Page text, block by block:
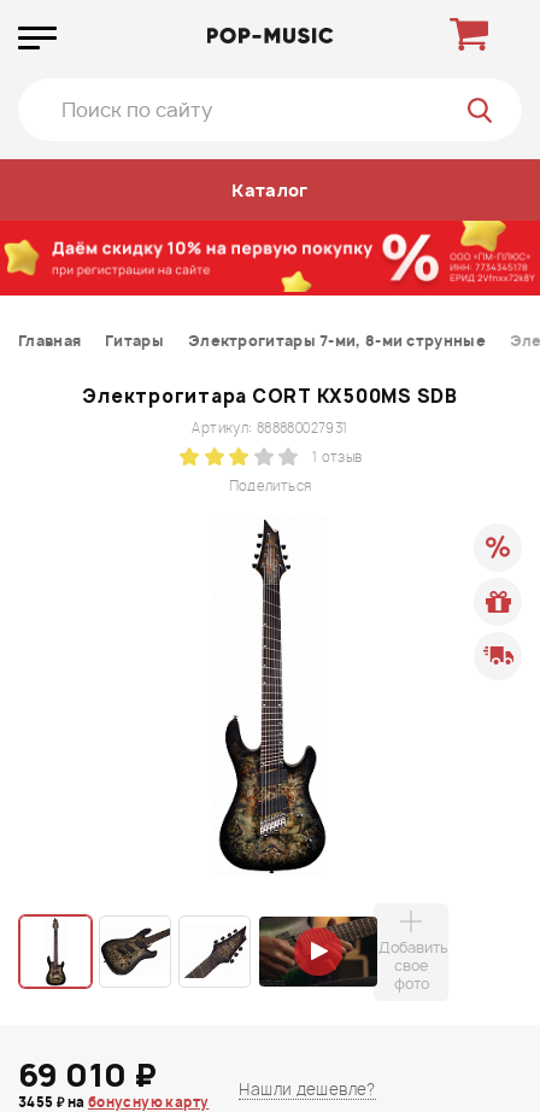
Каталог
Главная Гитары Электрогитары 7-ми, 8-ми струнные
Электрогитара CORT KX500MS SDB
Поделиться
Артикул: 888880027931
1 отзыв
Добавить
свое
фото
69 010 ₽
3455 ₽ на бонусную карту
Нашли дешевле?